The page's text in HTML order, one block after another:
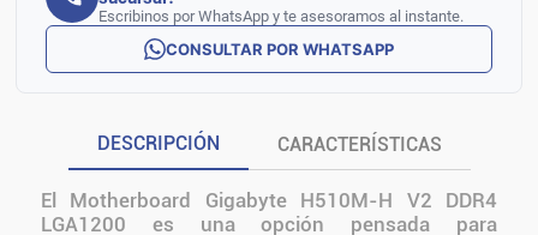
Escribinos por WhatsApp y te asesoramos al instante.
CONSULTAR POR WHATSAPP
DESCRIPCIÓN CARACTERÍSTICAS
El Motherboard Gigabyte H510M-H V2 DDR4
LGA1200 es una opción pensada para